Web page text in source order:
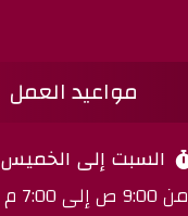
مواعيد العمل
السبت إلى الخميس
من 9:00 ص إلى 7:00 م